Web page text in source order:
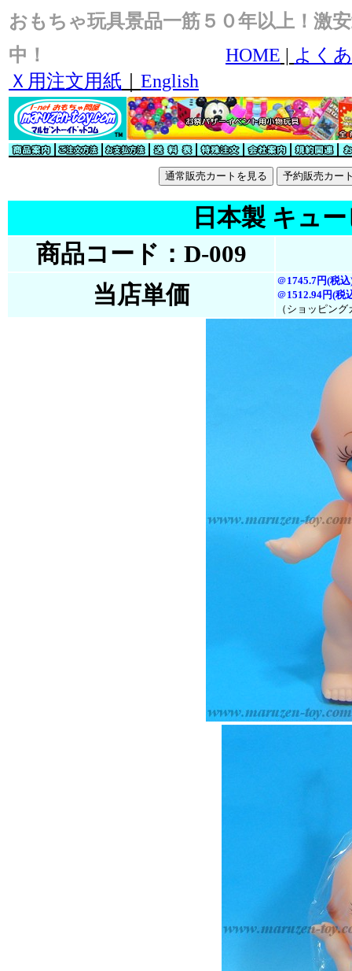
おもちゃ玩具景品一筋５０年以上！激
中！
HOME | よく
Ｘ用注文用紙
English
日本製 キュ
商品コード：D-009
当店単価
＠1745.7円(税込
＠1512.94円(税
（ショッピン